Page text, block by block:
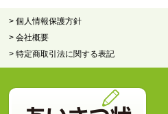
> 個人情報保護方針
> 会社概要
> 特定商取引法に関する表記